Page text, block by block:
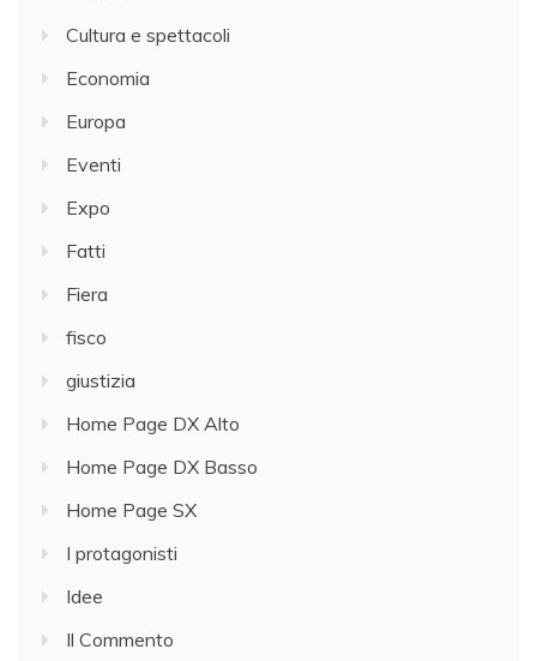
Cultura e spettacoli
Economia
Europa
Eventi
Expo
Fatti
Fiera
fisco
giustizia
Home Page DX Alto
Home Page DX Basso
Home Page SX
I protagonisti
Idee
Il Commento